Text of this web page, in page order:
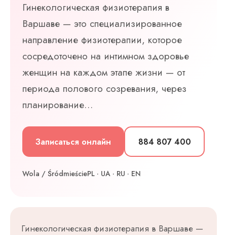
Гинекологическая физиотерапия в
Варшаве — это специализированное
направление физиотерапии, которое
сосредоточено на интимном здоровье
женщин на каждом этапе жизни — от
периода полового созревания, через
планирование…
Записаться онлайн 884 807 400
Wola / ŚródmieściePL · UA · RU · EN
Гинекологическая физиотерапия в Варшаве —